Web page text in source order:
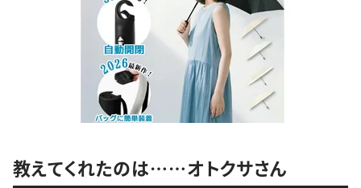
教えてくれたのは……オトクサさん